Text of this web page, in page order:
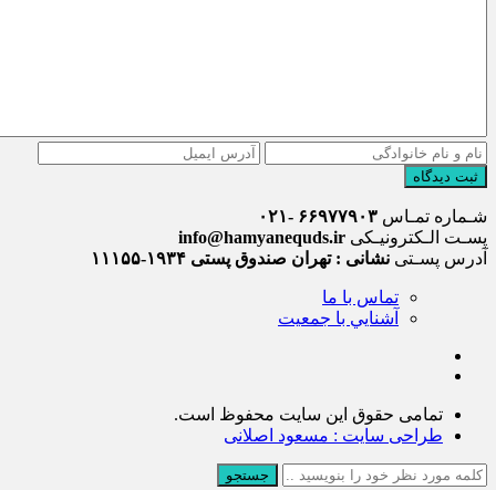
ثبت دیدگاه
شـماره تمـاس ۶۶۹۷۷۹۰۳ -۰۲۱
پسـت الـکترونیـکی info@hamyanequds.ir
آدرس پسـتی نشانی : تهران صندوق پستی ۱۹۳۴-۱۱۱۵۵
تماس با ما
آشنايي با جمعيت
تمامی حقوق این سایت محفوظ است.
طراحی سایت : مسعود اصلانی
جستجو